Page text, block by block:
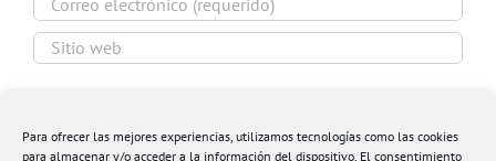
Para ofrecer las mejores experiencias, utilizamos tecnologías como las cookies
para almacenar y/o acceder a la información del dispositivo. El consentimiento
navegador para la próxima vez que comente.